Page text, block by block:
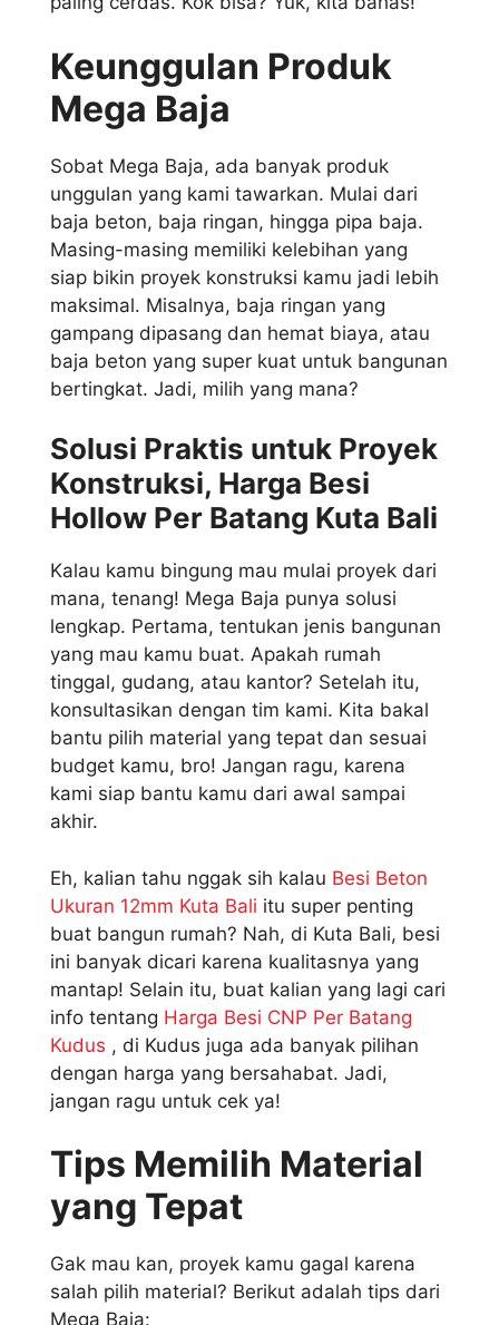
Keunggulan Produk
Mega Baja
Sobat Mega Baja, ada banyak produk
unggulan yang kami tawarkan. Mulai dari
baja beton, baja ringan, hingga pipa baja.
Masing-masing memiliki kelebihan yang
siap bikin proyek konstruksi kamu jadi lebih
maksimal. Misalnya, baja ringan yang
gampang dipasang dan hemat biaya, atau
baja beton yang super kuat untuk bangunan
bertingkat. Jadi, milih yang mana?
Solusi Praktis untuk Proyek
Konstruksi, Harga Besi
Hollow Per Batang Kuta Bali
Kalau kamu bingung mau mulai proyek dari
mana, tenang! Mega Baja punya solusi
lengkap. Pertama, tentukan jenis bangunan
yang mau kamu buat. Apakah rumah
tinggal, gudang, atau kantor? Setelah itu,
konsultasikan dengan tim kami. Kita bakal
bantu pilih material yang tepat dan sesuai
budget kamu, bro! Jangan ragu, karena
kami siap bantu kamu dari awal sampai
akhir.
Eh, kalian tahu nggak sih kalau Besi Beton
Ukuran 12mm Kuta Bali itu super penting
buat bangun rumah? Nah, di Kuta Bali, besi
ini banyak dicari karena kualitasnya yang
mantap! Selain itu, buat kalian yang lagi cari
info tentang Harga Besi CNP Per Batang
Kudus , di Kudus juga ada banyak pilihan
dengan harga yang bersahabat. Jadi,
jangan ragu untuk cek ya!
Tips Memilih Material
yang Tepat
Gak mau kan, proyek kamu gagal karena
salah pilih material? Berikut adalah tips dari
Mega Baja: